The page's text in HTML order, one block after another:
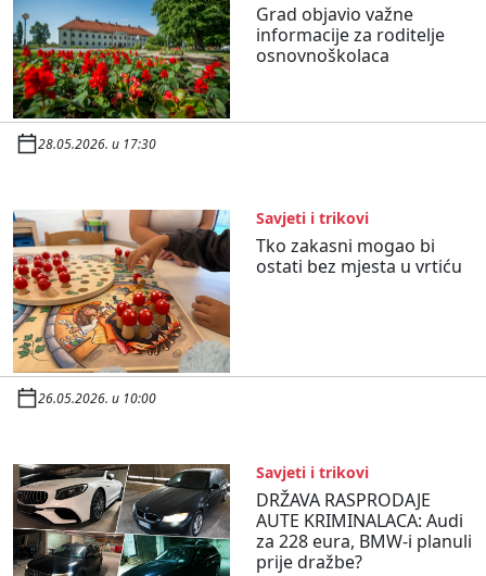
Grad objavio važne
informacije za roditelje
osnovnoškolaca
28.05.2026. u 17:30
Savjeti i trikovi
Tko zakasni mogao bi
ostati bez mjesta u vrtiću
26.05.2026. u 10:00
Savjeti i trikovi
DRŽAVA RASPRODAJE
AUTE KRIMINALACA: Audi
za 228 eura, BMW-i planuli
prije dražbe?